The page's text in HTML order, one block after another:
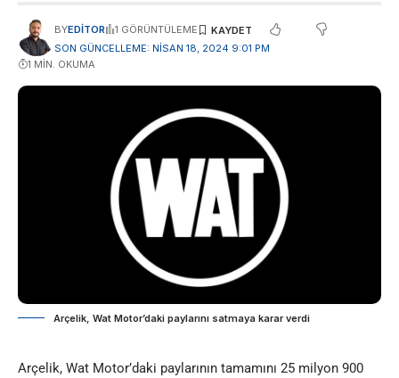
SON GÜNCELLEME: NISAN 18, 2024 9:01 PM
BYEDITOR 1 GÖRÜNTÜLEME
1 MIN. OKUMA
Arçelik, Wat Motor’daki paylarını satmaya karar verdi
Arçelik, Wat Motor’daki paylarının tamamını 25 milyon 900